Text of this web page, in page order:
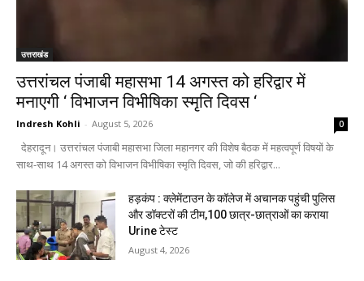
उत्तराखंड
उत्तरांचल पंजाबी महासभा 14 अगस्त को हरिद्वार में
मनाएगी ‘ विभाजन विभीषिका स्मृति दिवस ‘
Indresh Kohli - August 5, 2026 0
देहरादून। उत्तरांचल पंजाबी महासभा जिला महानगर की विशेष बैठक में महत्वपूर्ण विषयों के
साथ-साथ 14 अगस्त को विभाजन विभीषिका स्मृति दिवस, जो की हरिद्वार...
हड़कंप : क्लेमेंटाउन के कॉलेज में अचानक पहुंची पुलिस
और डॉक्टरों की टीम,100 छात्र-छात्राओं का कराया
Urine टेस्ट
August 4, 2026